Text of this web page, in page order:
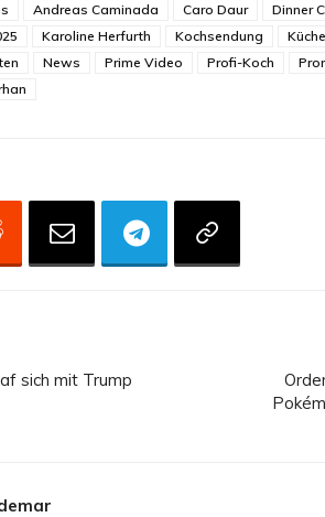
Andreas Caminada Caro Daur Dinner
Karoline Herfurth Kochsendung
News Prime Video Profi-Koch
sich mit Trump